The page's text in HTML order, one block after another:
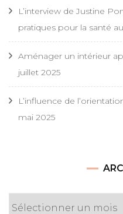
L’interview de Justine
pratiques pour la santé
Aménager un intérieur
juillet 2025
L’influence de
mai 2025
Archives